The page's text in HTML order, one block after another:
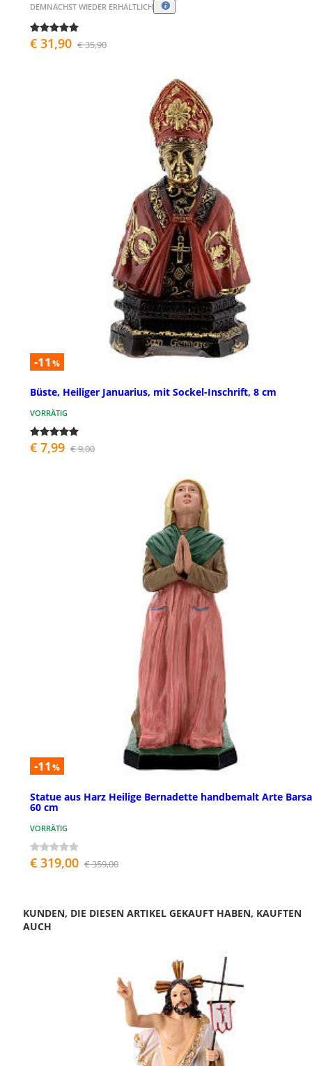
DEMNÄCHST WIEDER ERHÄLTLICH
€ 31,90 € 35,90
-11 %
Büste, Heiliger Januarius, mit Sockel-Inschrift, 8 cm
VORRÄTIG
€ 7,99 € 9,00
-11 %
Statue aus Harz Heilige Bernadette handbemalt Arte
60 cm
VORRÄTIG
€ 319,00 € 359,00
KUNDEN, DIE DIESEN ARTIKEL GEKAUFT HABEN, KAUFTEN
AUCH